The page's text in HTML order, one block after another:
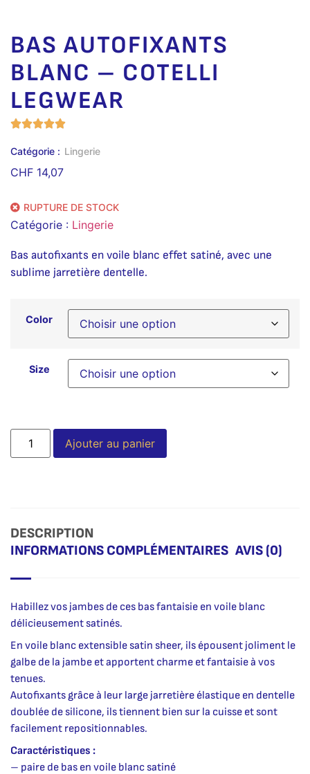
BAS AUTOFIXANTS
BLANC – COTELLI
LEGWEAR
Catégorie : Lingerie
CHF 14,07
RUPTURE DE STOCK
Catégorie : Lingerie
Bas autofixants en voile blanc effet satiné, avec une
sublime jarretière dentelle.
Color
Size
Ajouter au panier
DESCRIPTION
INFORMATIONS COMPLÉMENTAIRES AVIS (0)
Habillez vos jambes de ces bas fantaisie en voile blanc
délicieusement satinés.
En voile blanc extensible satin sheer, ils épousent joliment le
galbe de la jambe et apportent charme et fantaisie à vos
tenues.
Autofixants grâce à leur large jarretière élastique en dentelle
doublée de silicone, ils tiennent bien sur la cuisse et sont
facilement repositionnables.
Caractéristiques :
– paire de bas en voile blanc satiné